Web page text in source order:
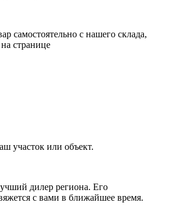
самостоятельно с нашего склада,
странице
участок или объект.
дилер региона. Его
с вами в ближайшее время.